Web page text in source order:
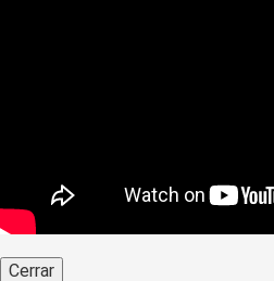
Cerrar